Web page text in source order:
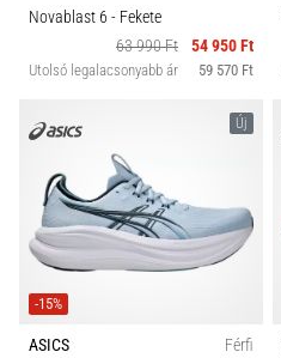
Novablast 6 - Fekete
63 990 Ft
54 950 Ft
Utolsó legalacsonyabb ár 59 570 Ft
Új
-15%
ASICS
Férfi